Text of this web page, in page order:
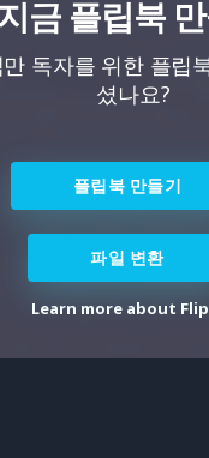
금 플립북
독자를 위한 플립
셨나요?
플립북 만들기
파일 변환
Learn more about